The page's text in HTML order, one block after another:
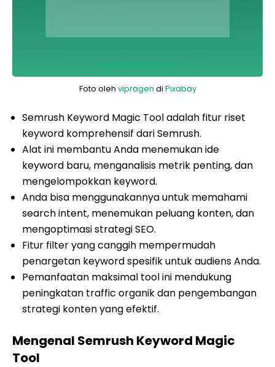
Foto oleh vipragen di Pixabay
Semrush Keyword Magic Tool adalah fitur riset
keyword komprehensif dari Semrush.
Alat ini membantu Anda menemukan ide
keyword baru, menganalisis metrik penting, dan
mengelompokkan keyword.
Anda bisa menggunakannya untuk memahami
search intent, menemukan peluang konten, dan
mengoptimasi strategi SEO.
Fitur filter yang canggih mempermudah
penargetan keyword spesifik untuk audiens Anda.
Pemanfaatan maksimal tool ini mendukung
peningkatan traffic organik dan pengembangan
strategi konten yang efektif.
Mengenal Semrush Keyword Magic
Tool